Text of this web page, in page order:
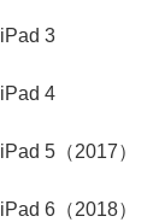
iPad 3
iPad 4
iPad 5（2017）
iPad 6（2018）